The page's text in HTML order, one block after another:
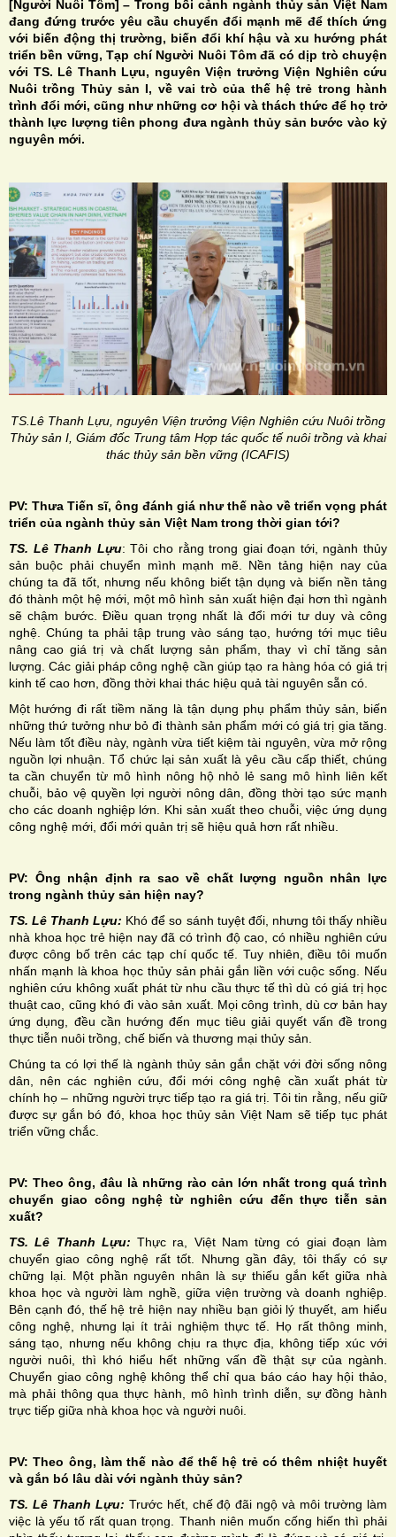
[Người Nuôi Tôm] –Trong bối cảnh ngành thủy sản Việt Nam
đang đứng trước yêu cầu chuyển đổi mạnh mẽ để thích ứng
với biến động thị trường, biến đổi khí hậu và xu hướng phát
triển bền vững, Tạp chí Người Nuôi Tôm đã có dịp trò chuyện
với TS. Lê Thanh Lựu, nguyên Viện trưởng Viện Nghiên cứu
Nuôi trồng Thủy sản I, về vai trò của thế hệ trẻ trong hành
trình đổi mới, cũng như những cơ hội và thách thức để họ trở
thành lực lượng tiên phong đưa ngành thủy sản bước vào kỷ
nguyên mới.
TS.Lê Thanh Lựu, nguyên Viện trưởng Viện Nghiên cứu Nuôi trồng
Thủy sản I, Giám đốc Trung tâm Hợp tác quốc tế nuôi trồng và khai
thác thủy sản bền vững (ICAFIS)
PV: Thưa Tiến sĩ, ông đánh giá như thế nào về triển vọng phát
triển của ngành thủy sản Việt Nam trong thời gian tới?
TS. Lê Thanh Lựu: Tôi cho rằng trong giai đoạn tới, ngành thủy
sản buộc phải chuyển mình mạnh mẽ. Nền tảng hiện nay của
chúng ta đã tốt, nhưng nếu không biết tận dụng và biến nền tảng
đó thành một hệ mới, một mô hình sản xuất hiện đại hơn thì ngành
sẽ chậm bước. Điều quan trọng nhất là đổi mới tư duy và công
nghệ. Chúng ta phải tập trung vào sáng tạo, hướng tới mục tiêu
nâng cao giá trị và chất lượng sản phẩm, thay vì chỉ tăng sản
lượng. Các giải pháp công nghệ cần giúp tạo ra hàng hóa có giá trị
kinh tế cao hơn, đồng thời khai thác hiệu quả tài nguyên sẵn có.
Một hướng đi rất tiềm năng là tận dụng phụ phẩm thủy sản, biến
những thứ tưởng như bỏ đi thành sản phẩm mới có giá trị gia tăng.
Nếu làm tốt điều này, ngành vừa tiết kiệm tài nguyên, vừa mở rộng
nguồn lợi nhuận. Tổ chức lại sản xuất là yêu cầu cấp thiết, chúng
ta cần chuyển từ mô hình nông hộ nhỏ lẻ sang mô hình liên kết
chuỗi, bảo vệ quyền lợi người nông dân, đồng thời tạo sức mạnh
cho các doanh nghiệp lớn. Khi sản xuất theo chuỗi, việc ứng dụng
công nghệ mới, đổi mới quản trị sẽ hiệu quả hơn rất nhiều.
PV: Ông nhận định ra sao về chất lượng nguồn nhân lực
trong ngành thủy sản hiện nay?
TS. Lê Thanh Lựu: Khó để so sánh tuyệt đối, nhưng tôi thấy nhiều
nhà khoa học trẻ hiện nay đã có trình độ cao, có nhiều nghiên cứu
được công bố trên các tạp chí quốc tế. Tuy nhiên, điều tôi muốn
nhấn mạnh là khoa học thủy sản phải gắn liền với cuộc sống. Nếu
nghiên cứu không xuất phát từ nhu cầu thực tế thì dù có giá trị học
thuật cao, cũng khó đi vào sản xuất. Mọi công trình, dù cơ bản hay
ứng dụng, đều cần hướng đến mục tiêu giải quyết vấn đề trong
thực tiễn nuôi trồng, chế biến và thương mại thủy sản.
Chúng ta có lợi thế là ngành thủy sản gắn chặt với đời sống nông
dân, nên các nghiên cứu, đổi mới công nghệ cần xuất phát từ
chính họ – những người trực tiếp tạo ra giá trị. Tôi tin rằng, nếu giữ
được sự gắn bó đó, khoa học thủy sản Việt Nam sẽ tiếp tục phát
triển vững chắc.
PV: Theo ông, đâu là những rào cản lớn nhất trong quá trình
chuyển giao công nghệ từ nghiên cứu đến thực tiễn sản
xuất?
TS. Lê Thanh Lựu: Thực ra, Việt Nam từng có giai đoạn làm
chuyển giao công nghệ rất tốt. Nhưng gần đây, tôi thấy có sự
chững lại. Một phần nguyên nhân là sự thiếu gắn kết giữa nhà
khoa học và người làm nghề, giữa viện trường và doanh nghiệp.
Bên cạnh đó, thế hệ trẻ hiện nay nhiều bạn giỏi lý thuyết, am hiểu
công nghệ, nhưng lại ít trải nghiệm thực tế. Họ rất thông minh,
sáng tạo, nhưng nếu không chịu ra thực địa, không tiếp xúc với
người nuôi, thì khó hiểu hết những vấn đề thật sự của ngành.
Chuyển giao công nghệ không thể chỉ qua báo cáo hay hội thảo,
mà phải thông qua thực hành, mô hình trình diễn, sự đồng hành
trực tiếp giữa nhà khoa học và người nuôi.
PV: Theo ông, làm thế nào để thế hệ trẻ có thêm nhiệt huyết
và gắn bó lâu dài với ngành thủy sản?
TS. Lê Thanh Lựu: Trước hết, chế độ đãi ngộ và môi trường làm
việc là yếu tố rất quan trọng. Thanh niên muốn cống hiến thì phải